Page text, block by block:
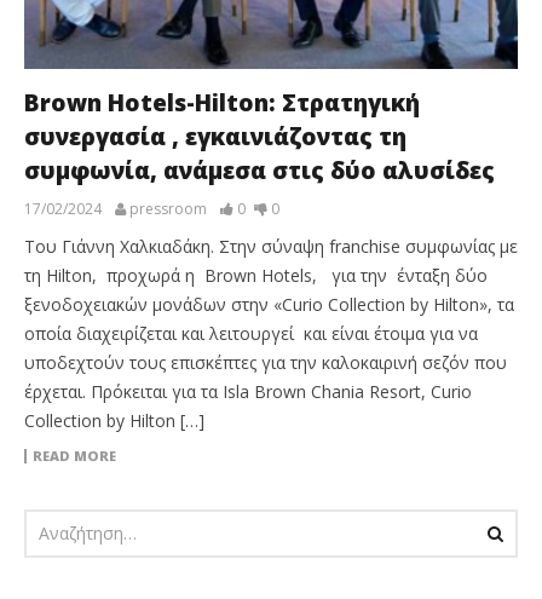
Brown Hotels-Hilton: Στρατηγική
συνεργασία , εγκαινιάζοντας τη
συμφωνία, ανάμεσα στις δύο αλυσίδες
17/02/2024 pressroom 0 0
Του Γιάννη Χαλκιαδάκη. Στην σύναψη franchise συμφωνίας με
τη Hilton, προχωρά η Brown Hotels, για την ένταξη δύο
ξενοδοχειακών μονάδων στην «Curio Collection by Hilton», τα
οποία διαχειρίζεται και λειτουργεί και είναι έτοιμα για να
υποδεχτούν τους επισκέπτες για την καλοκαιρινή σεζόν που
έρχεται. Πρόκειται για τα Isla Brown Chania Resort, Curio
Collection by Hilton […]
READ MORE